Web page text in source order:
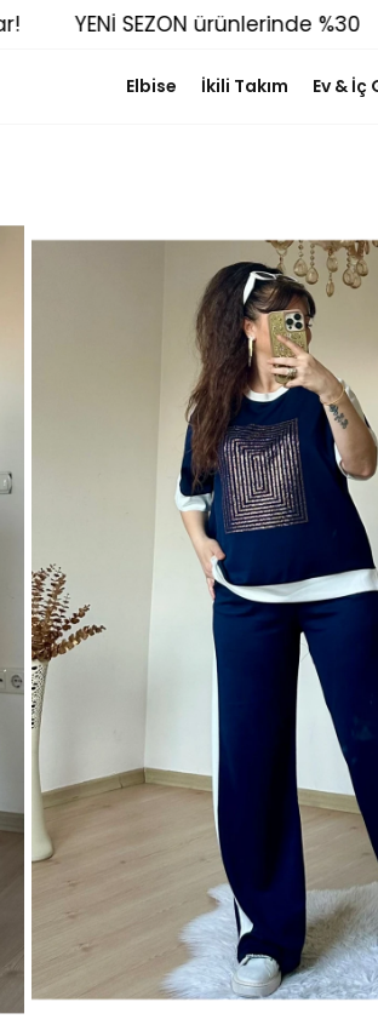
YENİ SEZON ürünlerinde %30
Elbise İkili Takım Ev & İç